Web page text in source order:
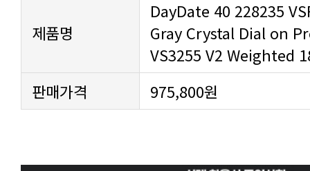
제품명
VS3255 V2 Weighted
판매가격
975,800원